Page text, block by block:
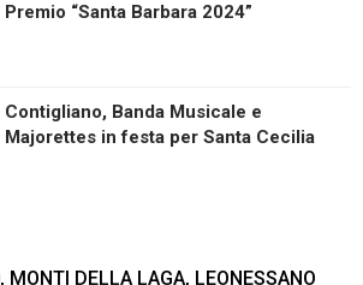
Premio “Santa Barbara 2024”
Contigliano, Banda Musicale e
Majorettes in festa per Santa Cecilia
MONTI DELLA LAGA, LEONESSANO